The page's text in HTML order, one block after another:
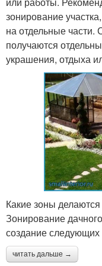
зонирование
на отдельные
получаются
украшения, отдыха
Какие зоны делаются
Зонирование
создание следующих
читать дальше →